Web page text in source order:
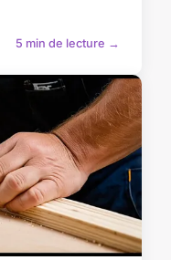
5 min de lecture →